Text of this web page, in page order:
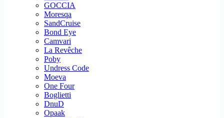
GOCCIA
Moresqa
SandCruise
Bond Eye
Camvari
La Revêche
Poby
Undress Code
Moeva
One Four
Boglietti
DnuD
Opaak